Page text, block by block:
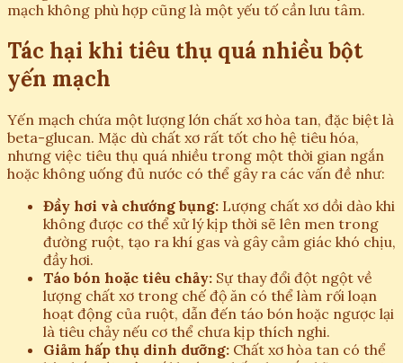
mạch không phù hợp cũng là một yếu tố cần lưu tâm.
Tác hại khi tiêu thụ quá nhiều bột
yến mạch
Yến mạch chứa một lượng lớn chất xơ hòa tan, đặc biệt là
beta-glucan. Mặc dù chất xơ rất tốt cho hệ tiêu hóa,
nhưng việc tiêu thụ quá nhiều trong một thời gian ngắn
hoặc không uống đủ nước có thể gây ra các vấn đề như:
Đầy hơi và chướng bụng: Lượng chất xơ dồi dào khi
không được cơ thể xử lý kịp thời sẽ lên men trong
đường ruột, tạo ra khí gas và gây cảm giác khó chịu,
đầy hơi.
Táo bón hoặc tiêu chảy: Sự thay đổi đột ngột về
lượng chất xơ trong chế độ ăn có thể làm rối loạn
hoạt động của ruột, dẫn đến táo bón hoặc ngược lại
là tiêu chảy nếu cơ thể chưa kịp thích nghi.
Giảm hấp thụ dinh dưỡng: Chất xơ hòa tan có thể